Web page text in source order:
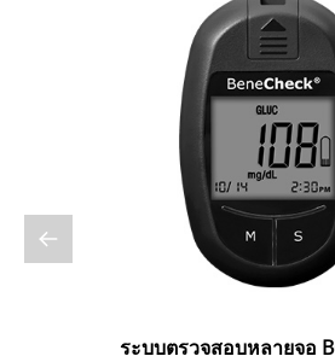
ระบบตรวจสอบหลายจอ